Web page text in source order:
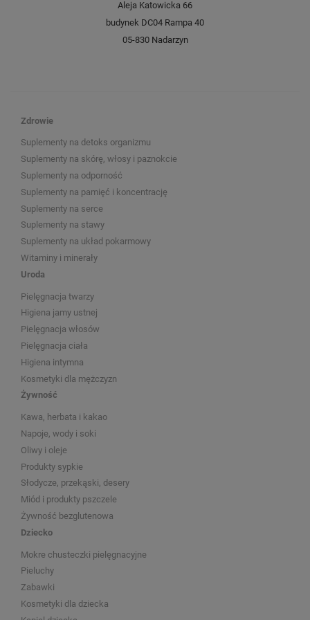
Aleja Katowicka 66
budynek DC04 Rampa 40
05-830 Nadarzyn
Zdrowie
Suplementy na detoks organizmu
Suplementy na skórę, włosy i paznokcie
Suplementy na odporność
Suplementy na pamięć i koncentrację
Suplementy na serce
Suplementy na stawy
Suplementy na układ pokarmowy
Witaminy i minerały
Uroda
Pielęgnacja twarzy
Higiena jamy ustnej
Pielęgnacja włosów
Pielęgnacja ciała
Higiena intymna
Kosmetyki dla mężczyzn
Żywność
Kawa, herbata i kakao
Napoje, wody i soki
Oliwy i oleje
Produkty sypkie
Słodycze, przekąski, desery
Miód i produkty pszczele
Żywność bezglutenowa
Dziecko
Mokre chusteczki pielęgnacyjne
Pieluchy
Zabawki
Kosmetyki dla dziecka